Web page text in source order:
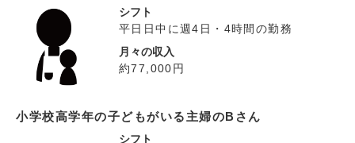
シフト
平日日中に週4日・4時間の勤務
月々の収入
約77,000円
小学校高学年の子どもがいる主婦のBさん
シフト